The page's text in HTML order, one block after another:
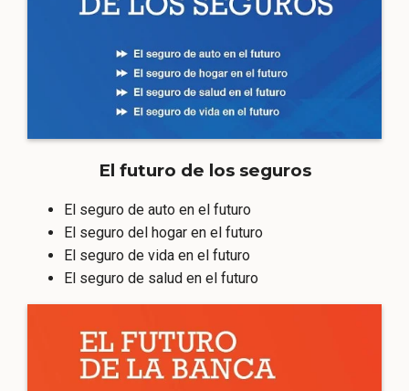
El futuro de los seguros
El seguro de auto en el futuro
El seguro del hogar en el futuro
El seguro de vida en el futuro
El seguro de salud en el futuro